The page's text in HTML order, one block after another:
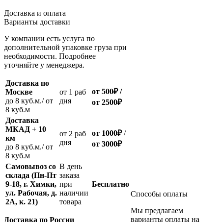
Доставка и оплата
Варианты доставки
У компании есть услуга по
дополнительной упаковке груза при
необходимости. Подробнее
уточняйте у менеджера.
Доставка по
Москве
до 8 куб.м./ от
8 куб.м
oт 1 раб
дня
от 500₽/
от 2500₽
Доставка
МКАД + 10
км
до 8 куб.м./ от
8 куб.м
oт 2 раб
дня
от 1000₽/
от 3000₽
Самовывоз со
склада (Пн-Пт
9-18, г. Химки,
ул. Рабочая, д.
2А, к. 21)
В день
заказа
при
наличии
товара
Бесплатно
Доставка по России
Способы оплаты
Мы предлагаем
варианты оплаты на